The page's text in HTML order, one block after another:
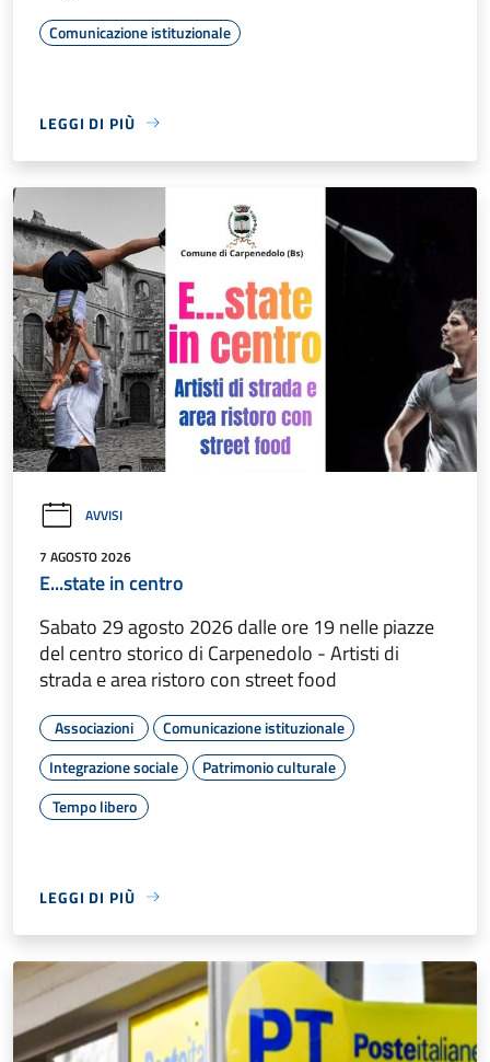
Comunicazione istituzionale
LEGGI DI PIÙ
AVVISI
7 AGOSTO 2026
E...state in centro
Sabato 29 agosto 2026 dalle ore 19 nelle piazze
del centro storico di Carpenedolo - Artisti di
strada e area ristoro con street food
Associazioni
Comunicazione istituzionale
Integrazione sociale
Patrimonio culturale
Tempo libero
LEGGI DI PIÙ